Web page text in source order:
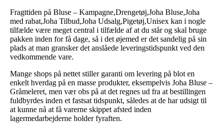
Fragttiden på Bluse – Kampagne,Drengetøj,Joha Bluse,Joha
med rabat,Joha Tilbud,Joha Udsalg,Pigetøj,Unisex kan i nogle
tilfælde være meget central i tilfælde af at du står og skal bruge
pakken inden for få dage, så i det øjemed er det sandelig på sin
plads at man gransker det anslåede leveringstidspunkt ved den
vedkommende vare.
Mange shops på nettet stiller garanti om levering på blot en
enkelt hverdag på en masse produkter, eksempelvis Joha Bluse –
Gråmeleret, men vær obs på at det regnes ud fra at bestillingen
fuldbyrdes inden et fastsat tidspunkt, således at de har udsigt til
at kunne nå at få varerne skippet afsted inden
lagermedarbejderne holder fyraften.